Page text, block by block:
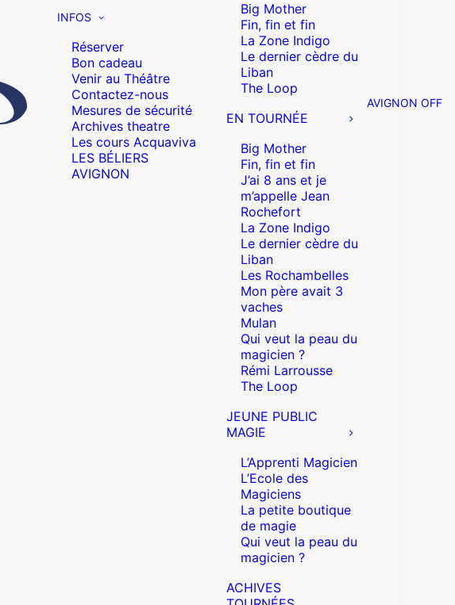
INFOS
Réserver
Bon cadeau
Venir au Théâtre
Contactez-nous
Mesures de sécurité
Archives theatre
Les cours Acquaviva
LES BÉLIERS
AVIGNON
Big Mother
Fin, fin et fin
La Zone Indigo
Le dernier cèdre du
Liban
The Loop
EN TOURNÉE
Big Mother
Fin, fin et fin
J’ai 8 ans et je
m’appelle Jean
Rochefort
La Zone Indigo
Le dernier cèdre du
Liban
Les Rochambelles
Mon père avait 3
vaches
Mulan
Qui veut la peau du
magicien ?
Rémi Larrousse
The Loop
JEUNE PUBLIC
MAGIE
L’Apprenti Magicien
L’Ecole des
Magiciens
La petite boutique
de magie
Qui veut la peau du
magicien ?
ACHIVES
AVIGNON OFF